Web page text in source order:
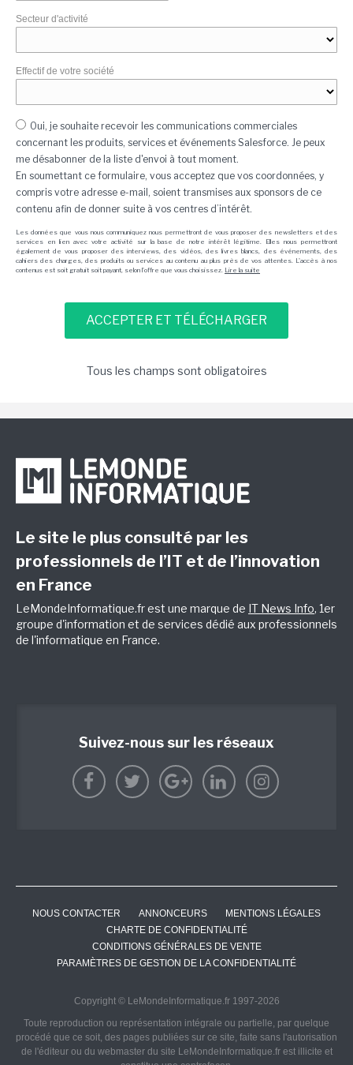
Secteur d'activité
Effectif de votre société
Oui, je souhaite recevoir les communications commerciales
concernant les produits, services et événements Salesforce. Je peux
me désabonner de la liste d'envoi à tout moment.
En soumettant ce formulaire, vous acceptez que vos coordonnées, y
compris votre adresse e-mail, soient transmises aux sponsors de ce
contenu afin de donner suite à vos centres d’intérêt.
Les données que vous nous communiquez nous permettront de vous proposer des newsletters et des
services en lien avec votre activité sur la base de notre intérêt légitime. Elles nous permettront
également de vous proposer des interviews, des vidéos, des livres blancs, des événements, des
cahiers des charges, des produits ou services au contenu au plus près de vos attentes. L'accès à nos
contenus est soit gratuit soit payant, selon l'offre que vous choisissez. Lire la suite
Tous les champs sont obligatoires
Le site le plus consulté par les
professionnels de l’IT et de l’innovation
en France
LeMondeInformatique.fr est une marque de IT News Info, 1er
groupe d'information et de services dédié aux professionnels
de l'informatique en France.
Suivez-nous sur les réseaux
NOUS CONTACTER ANNONCEURS
MENTIONS LÉGALES
CHARTE DE CONFIDENTIALITÉ
CONDITIONS GÉNÉRALES DE VENTE
PARAMÈTRES DE GESTION DE LA CONFIDENTIALITÉ
Copyright © LeMondeInformatique.fr 1997-2026
Toute reproduction ou représentation intégrale ou partielle, par quelque
procédé que ce soit, des pages publiées sur ce site, faite sans l'autorisation
de l'éditeur ou du webmaster du site LeMondeInformatique.fr est illicite et